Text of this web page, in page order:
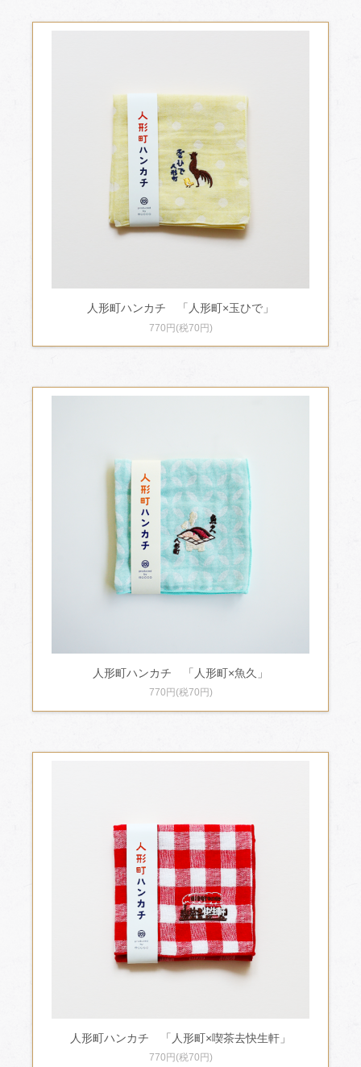
人形町ハンカチ 「人形町×玉ひで」
770円(税70円)
人形町ハンカチ 「人形町×魚久」
770円(税70円)
人形町ハンカチ 「人形町×喫茶去快生軒」
770円(税70円)